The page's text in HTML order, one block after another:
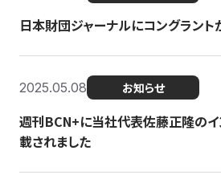
日本財団ジャーナルにコングラント
2025.05.08 お知らせ
週刊BCN+に当社代表佐藤正隆の
載されました